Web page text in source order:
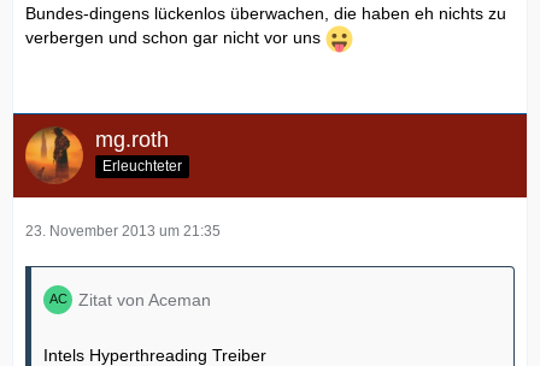
Bundes-dingens lückenlos überwachen, die haben eh nichts zu
verbergen und schon gar nicht vor uns
mg.roth
Erleuchteter
23. November 2013 um 21:35
Zitat von Aceman
Intels Hyperthreading Treiber